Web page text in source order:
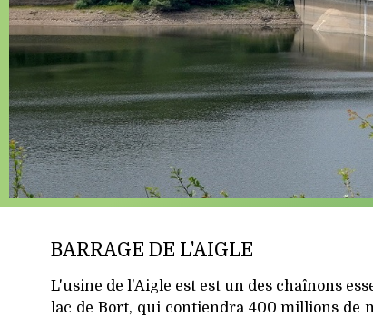
BARRAGE DE L'AIGLE
L'usine de l'Aigle est est un des chaînons
lac de Bort, qui contiendra 400 millions de